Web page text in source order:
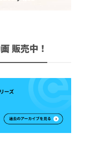
販売中！